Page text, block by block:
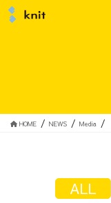
HOME NEWS Media
ALL